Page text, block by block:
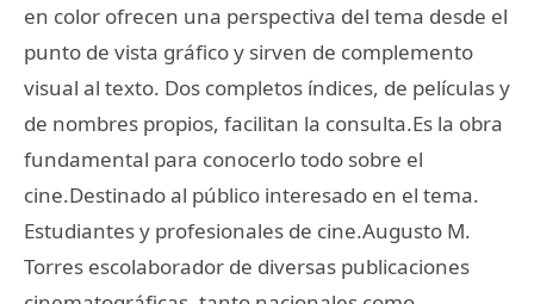
en color ofrecen una perspectiva del tema desde el
punto de vista gráfico y sirven de complemento
visual al texto. Dos completos índices, de películas y
de nombres propios, facilitan la consulta.Es la obra
fundamental para conocerlo todo sobre el
cine.Destinado al público interesado en el tema.
Estudiantes y profesionales de cine.Augusto M.
Torres escolaborador de diversas publicaciones